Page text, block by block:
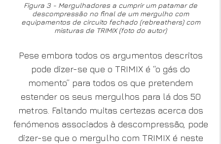
Figura 3 - Mergulhadores a cumprir um patamar de
descompressão no final de um mergulho com
equipamentos de circuito fechado (rebreathers) com
misturas de TRIMIX (foto do autor)
Pese embora todos os argumentos descritos
pode dizer-se que o TRIMIX é “o gás do
momento” para todos os que pretendem
estender os seus mergulhos para lá dos 50
metros. Faltando muitas certezas acerca dos
fenómenos associados à descompressão, pode
dizer-se que o mergulho com TRIMIX é neste